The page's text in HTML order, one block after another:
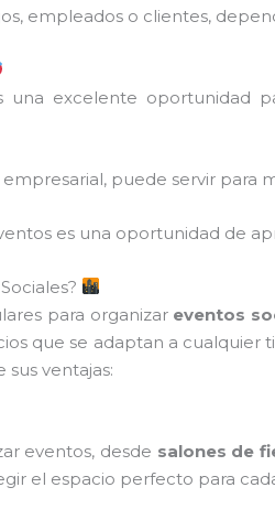
empleados o clientes,
una excelente oportunidad
puede servir para
es una oportunidad de
para organizar eventos
que se adaptan a
ventajas:
eventos, desde salones de
el espacio perfecto para